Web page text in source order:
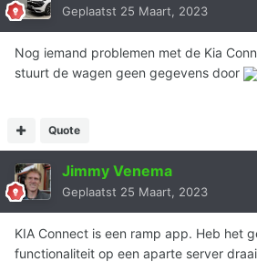
Geplaatst 25 Maart, 2023
Nog iemand problemen met de Kia
stuurt de wagen geen gegevens door
Quote
Jimmy Venema
Geplaatst 25 Maart, 2023
KIA Connect is een ramp app. Heb het
functionaliteit op een aparte server